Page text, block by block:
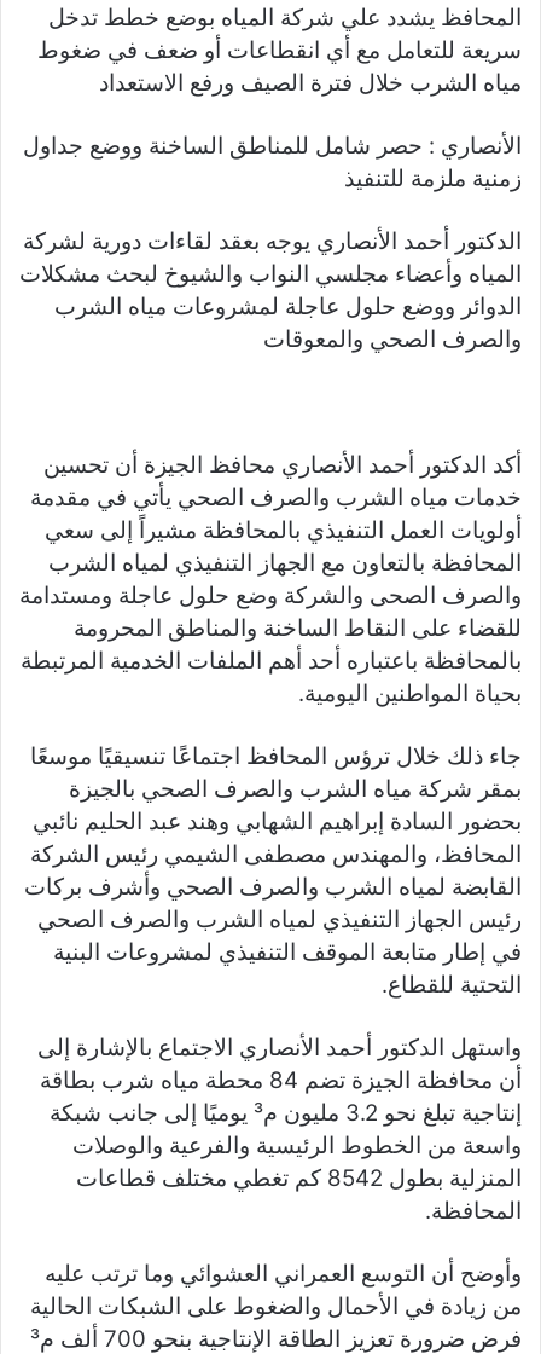
o
o
p
p
n
g
n
k
m
e
المحافظ يشدد علي شركة المياه بوضع خطط تدخل
سريعة للتعامل مع أي انقطاعات أو ضعف في ضغوط
مياه الشرب خلال فترة الصيف ورفع الاستعداد
الأنصاري : حصر شامل للمناطق الساخنة ووضع جداول
زمنية ملزمة للتنفيذ
الدكتور أحمد الأنصاري يوجه بعقد لقاءات دورية لشركة
المياه وأعضاء مجلسي النواب والشيوخ لبحث مشكلات
الدوائر ووضع حلول عاجلة لمشروعات مياه الشرب
والصرف الصحي والمعوقات
أكد الدكتور أحمد الأنصاري محافظ الجيزة أن تحسين
خدمات مياه الشرب والصرف الصحي يأتي في مقدمة
أولويات العمل التنفيذي بالمحافظة مشيراً إلى سعي
المحافظة بالتعاون مع الجهاز التنفيذي لمياه الشرب
والصرف الصحى والشركة وضع حلول عاجلة ومستدامة
للقضاء على النقاط الساخنة والمناطق المحرومة
بالمحافظة باعتباره أحد أهم الملفات الخدمية المرتبطة
بحياة المواطنين اليومية.
جاء ذلك خلال ترؤس المحافظ اجتماعًا تنسيقيًا موسعًا
بمقر شركة مياه الشرب والصرف الصحي بالجيزة
بحضور السادة إبراهيم الشهابي وهند عبد الحليم نائبي
المحافظ، والمهندس مصطفى الشيمي رئيس الشركة
القابضة لمياه الشرب والصرف الصحي وأشرف بركات
رئيس الجهاز التنفيذي لمياه الشرب والصرف الصحي
في إطار متابعة الموقف التنفيذي لمشروعات البنية
التحتية للقطاع.
واستهل الدكتور أحمد الأنصاري الاجتماع بالإشارة إلى
أن محافظة الجيزة تضم 84 محطة مياه شرب بطاقة
إنتاجية تبلغ نحو 3.2 مليون م³ يوميًا إلى جانب شبكة
واسعة من الخطوط الرئيسية والفرعية والوصلات
المنزلية بطول 8542 كم تغطي مختلف قطاعات
المحافظة.
وأوضح أن التوسع العمراني العشوائي وما ترتب عليه
من زيادة في الأحمال والضغوط على الشبكات الحالية
فرض ضرورة تعزيز الطاقة الإنتاجية بنحو 700 ألف م³